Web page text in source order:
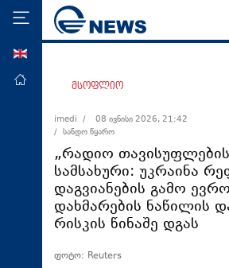
მთავარი
ეკონომიკა
მსოფლიო
ჯანდაცვა
საზოგადოება
მსოფლიო
imedi /
08 ივნისი 2026, 21:42
/ სანდო წყარო
„რადიო
სამსახური: უკრაინა
დაგვიანების გამო
დახმარების ნაწილის
რისკის წინაშე დგას
ფოტო: Reuters